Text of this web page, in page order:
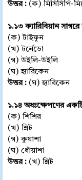
উত্তর : (ক) মিসিসিপি-
১.১৩ ক্যারিবিয়ান সাগরে
(ক) টাইফুন
(খ) টর্নেডো
(গ) উইলি-উইলি
(ঘ) হ্যারিকেন
উত্তর : (ঘ) হ্যারিকেন
১.১৪ অধঃক্ষেপণের
(ক) শিশির
(খ) শ্লিট
(গ) কুয়াশা
(ঘ) ধোঁয়াশা
উত্তর : (খ) শ্লিট